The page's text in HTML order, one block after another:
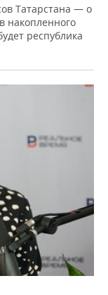
Татарстана — о
накопленного
республика